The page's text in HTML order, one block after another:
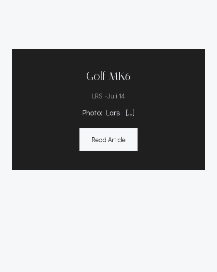
Golf MK6
LRS -Juli 14
Photo: Lars […]
Read Article